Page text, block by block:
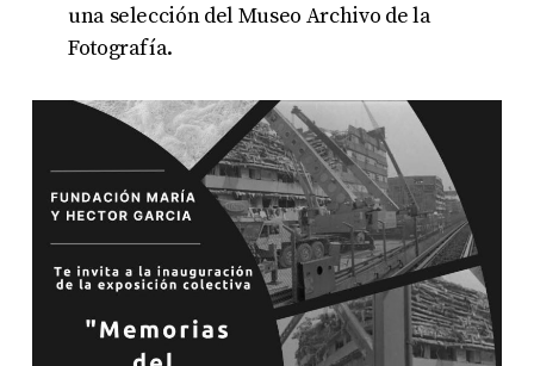
una selección del Museo Archivo de la
Fotografía.